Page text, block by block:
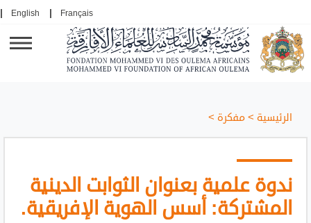
Français
English
الرئيسية >مفكرة >
ندوة علمية بعنوان الثوابت الدينية
المشتركة: أسس الهوية الإفريقية.